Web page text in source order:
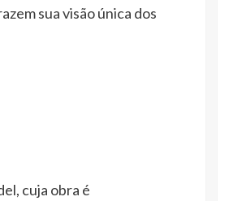
sua visão única dos
cuja obra é